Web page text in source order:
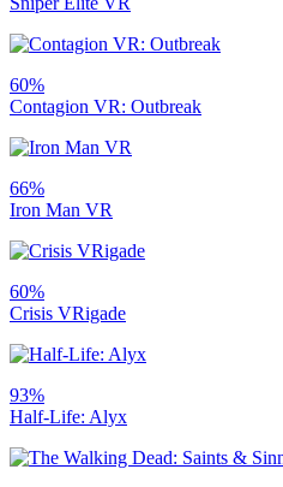
60%
Contagion VR: Outbreak
66%
Iron Man VR
60%
Crisis VRigade
93%
Half-Life: Alyx